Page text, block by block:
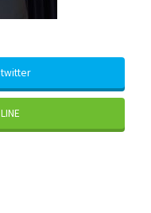
twitter
LINE